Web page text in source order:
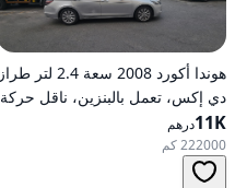
هوندا أكورد 2008 سعة 2.4 لتر طراز
دي إكس، تعمل بالبنزين، ناقل حركة
أوتوماتيكي، دفع أمامي
11Kدرهم
222000 كم